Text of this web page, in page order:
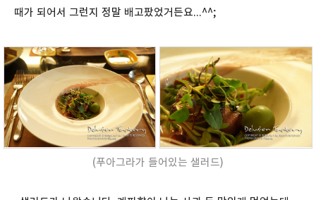
때가 되어서 그런지 정말 배고팠었거든요...^^;
(푸아그라가 들어있는 샐러드)